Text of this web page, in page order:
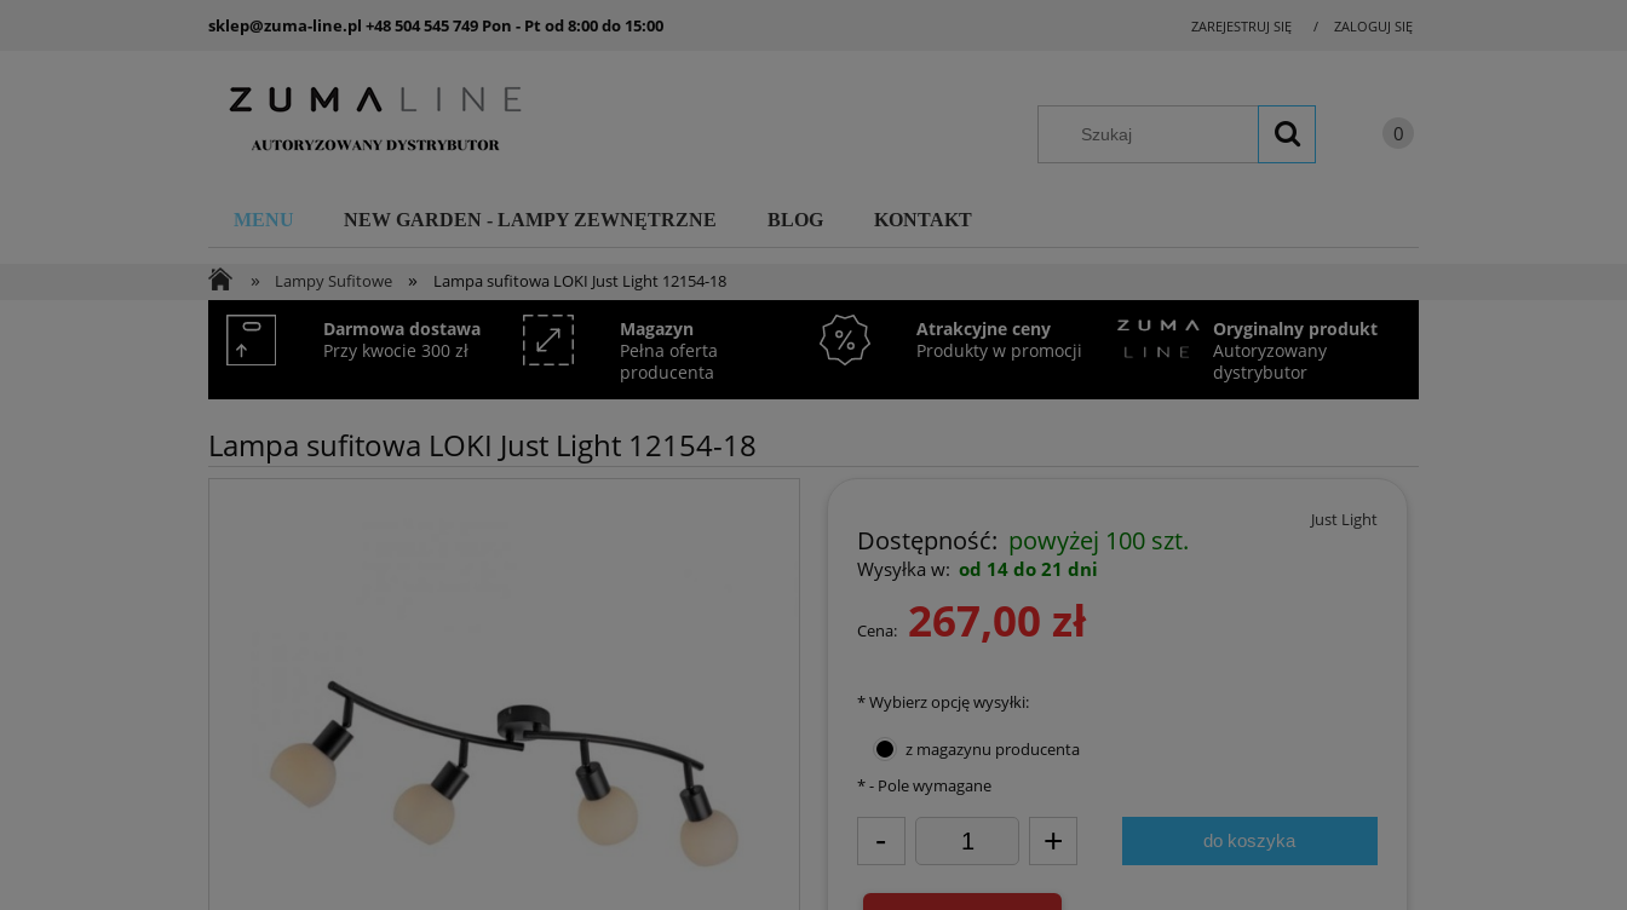
ZAREJESTRUJ SIĘ ZALOGUJ SIĘ
sklep@zuma-line.pl +48 504 545 749 Pon - Pt od 8:00 do 15:00
MENU NEW GARDEN - LAMPY ZEWNĘTRZNE BLOG KONTAKT
» Lampy Sufitowe » Lampa sufitowa LOKI Just Light 12154-18
Darmowa dostawa
Przy kwocie 300 zł
Magazyn
Pełna oferta
producenta
Atrakcyjne ceny
Produkty w promocji
Oryginalny produkt
Autoryzowany
dystrybutor
Lampa sufitowa LOKI Just Light 12154-18
Just Light
Dostępność: powyżej 100 szt.
Wysyłka w: od 14 do 21 dni
Cena: 267,00 zł
*Wybierz opcję wysyłki:
z magazynu producenta
- + do koszyka
*- Pole wymagane